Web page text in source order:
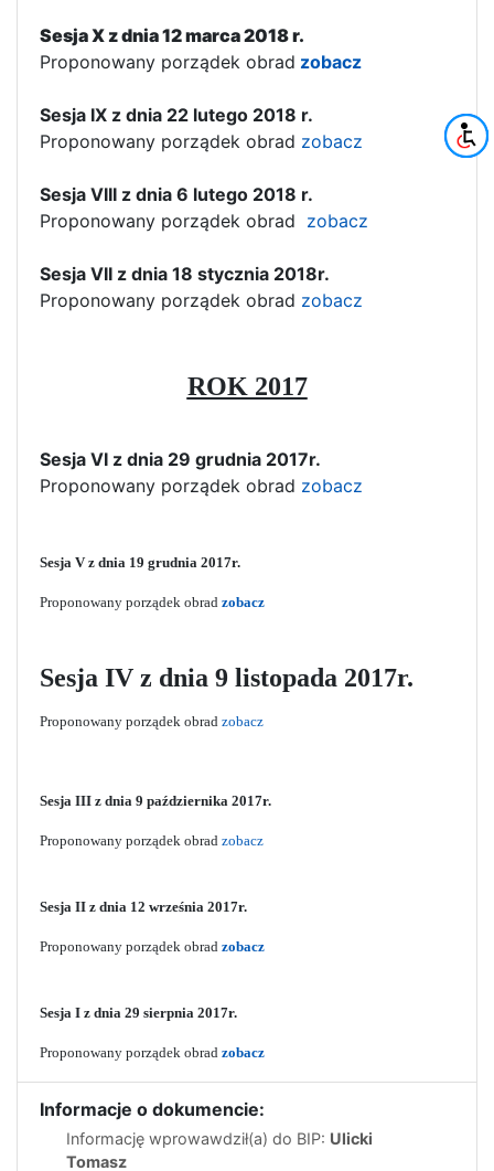
Sesja X z dnia 12 marca 2018 r.
Proponowany porządek obrad zobacz
Sesja IX z dnia 22 lutego 2018 r.
Proponowany porządek obrad zobacz
Sesja VIII z dnia 6 lutego 2018 r.
Proponowany porządek obrad zobacz
Sesja VII z dnia 18 stycznia 2018r.
Proponowany porządek obrad zobacz
ROK 2017
Sesja VI z dnia 29 grudnia 2017r.
Proponowany porządek obrad zobacz
Sesja V z dnia 19 grudnia 2017r.
Proponowany porządek obrad zobacz
Sesja IV z dnia 9 listopada 2017r.
Proponowany porządek obrad zobacz
Sesja III z dnia 9 października 2017r.
Proponowany porządek obrad zobacz
Sesja II z dnia 12 września 2017r.
Proponowany porządek obrad zobacz
Sesja I z dnia 29 sierpnia 2017r.
Proponowany porządek obrad zobacz
Informacje o dokumencie:
Informację wprowawdził(a) do BIP: Ulicki
Tomasz